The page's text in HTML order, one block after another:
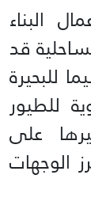
البناء
قد
للبحيرة
للطيور
على
الوجهات